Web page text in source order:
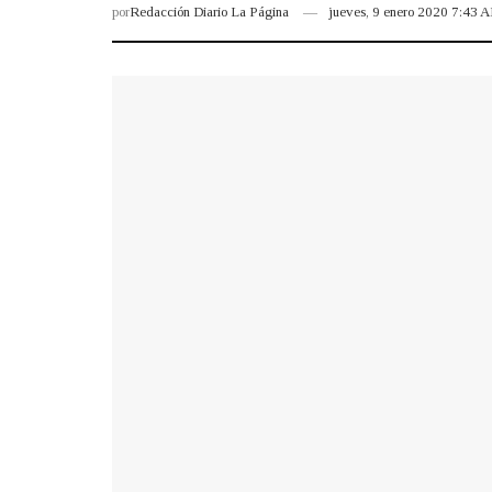
porRedacción Diario La Página jueves, 9 enero 2020 7:43